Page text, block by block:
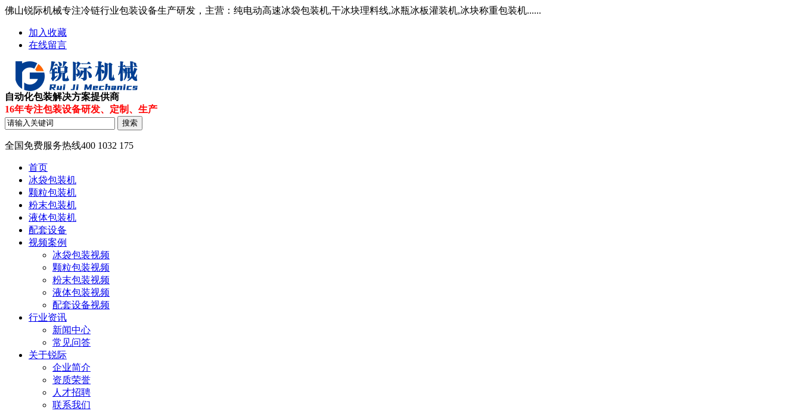
佛山锐际机械专注冷链行业包装设备生产研发，主营：纯电动高速冰袋包装机,干冰块理料线,冰瓶冰板灌装机,冰块称重包装机......
加入收藏
在线留言
自动化包装解决方案提供商
16年专注包装设备研发、定制、生产
全国免费服务热线400 1032 175
首页
冰袋包装机
颗粒包装机
粉末包装机
液体包装机
配套设备
视频案例
冰袋包装视频
颗粒包装视频
粉末包装视频
液体包装视频
配套设备视频
行业资讯
新闻中心
常见问答
关于锐际
企业简介
资质荣誉
人才招聘
联系我们